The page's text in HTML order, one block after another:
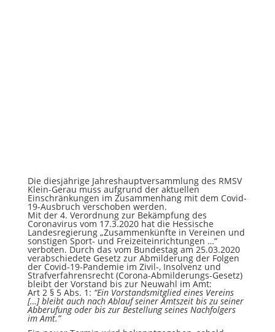
Die diesjährige Jahreshauptversammlung des RMSV
Klein-Gerau muss aufgrund der aktuellen
Einschränkungen im Zusammenhang mit dem Covid-
19-Ausbruch verschoben werden.
Mit der 4. Verordnung zur Bekämpfung des
Coronavirus vom 17.3.2020 hat die Hessische
Landesregierung „Zusammenkünfte in Vereinen und
sonstigen Sport- und Freizeiteinrichtungen …“
verboten. Durch das vom Bundestag am 25.03.2020
verabschiedete Gesetz zur Abmilderung der Folgen
der Covid-19-Pandemie im Zivil-, Insolvenz und
Strafverfahrensrecht (Corona-Abmilderungs-Gesetz)
bleibt der Vorstand bis zur Neuwahl im Amt:
Art 2 § 5 Abs. 1: “Ein Vorstandsmitglied eines Vereins
[…] bleibt auch nach Ablauf seiner Amtszeit bis zu seiner
Abberufung oder bis zur Bestellung seines Nachfolgers
im Amt.”